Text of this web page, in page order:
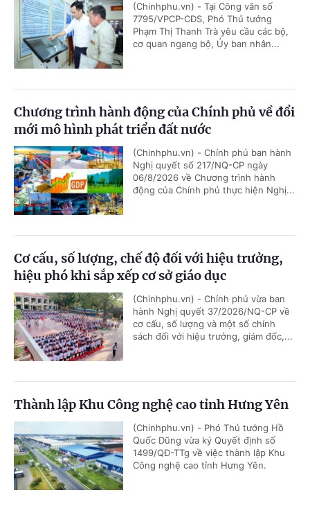
(Chinhphu.vn) - Tại Công văn số
7795/VPCP-CĐS, Phó Thủ tướng
Phạm Thị Thanh Trà yêu cầu các bộ,
cơ quan ngang bộ, Ủy ban nhân...
Chương trình hành động của Chính phủ về đổi
mới mô hình phát triển đất nước
(Chinhphu.vn) - Chính phủ ban hành
Nghị quyết số 217/NQ-CP ngày
06/8/2026 về Chương trình hành
động của Chính phủ thực hiện Nghị...
Cơ cấu, số lượng, chế độ đối với hiệu trưởng,
hiệu phó khi sắp xếp cơ sở giáo dục
(Chinhphu.vn) - Chính phủ vừa ban
hành Nghị quyết 37/2026/NQ-CP về
cơ cấu, số lượng và một số chính
sách đối với hiệu trưởng, giám đốc,...
Thành lập Khu Công nghệ cao tỉnh Hưng Yên
(Chinhphu.vn) - Phó Thủ tướng Hồ
Quốc Dũng vừa ký Quyết định số
1499/QĐ-TTg về việc thành lập Khu
Công nghệ cao tỉnh Hưng Yên.